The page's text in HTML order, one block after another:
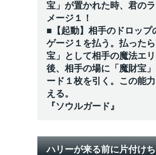
宝」が置かれた時、君の
メージ１！
■【起動】相手のドロップ
ゲージ１を払う。払った
宝」として相手の魔法エ
後、相手の場に「魔財宝
ード１枚を引く。この能
える。
『ソウルガード』
ハリーが来る前に片付け